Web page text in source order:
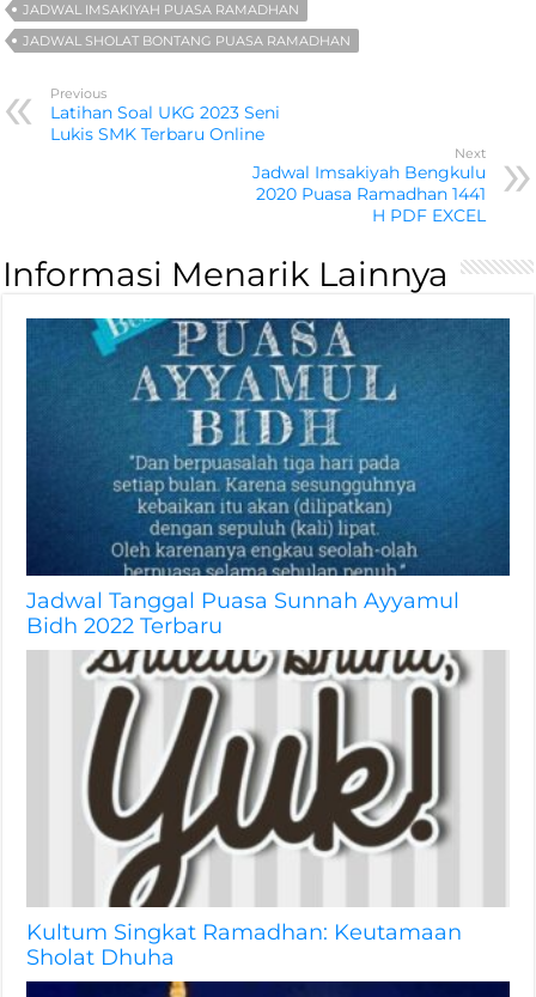
JADWAL IMSAKIYAH PUASA RAMADHAN
JADWAL SHOLAT BONTANG PUASA RAMADHAN
Previous
Latihan Soal UKG 2023 Seni
Lukis SMK Terbaru Online
Next
Jadwal Imsakiyah Bengkulu
2020 Puasa Ramadhan 1441
H PDF EXCEL
Informasi Menarik Lainnya
Jadwal Tanggal Puasa Sunnah Ayyamul
Bidh 2022 Terbaru
Kultum Singkat Ramadhan: Keutamaan
Sholat Dhuha